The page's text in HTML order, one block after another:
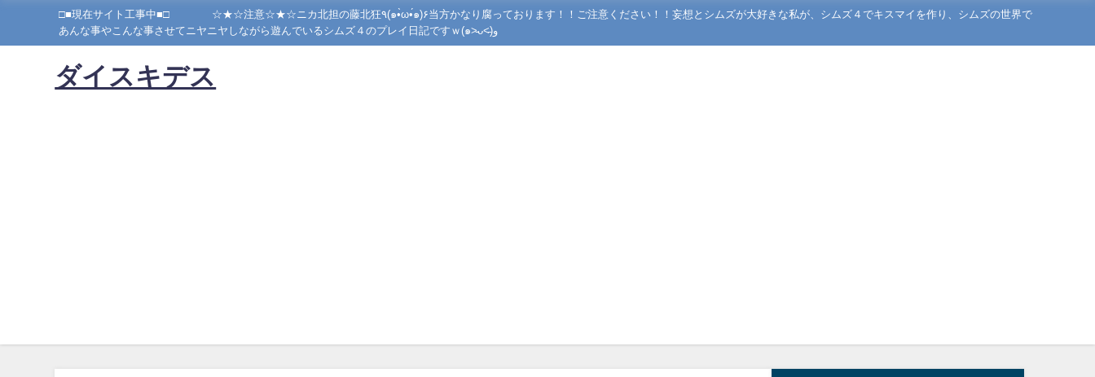
□■現在サイト工事中■□ ☆★☆注意☆★☆ニカ北担の藤北狂٩(๑•̀ω•́๑)۶当方かなり腐っております！！ご注意ください！！妄想とシムズが大好きな私が、シムズ４でキスマイを作り、シムズの世界で
あんな事やこんな事させてニヤニヤしながら遊んでいるシムズ４のプレイ日記ですｗ(๑˃̵ᴗ˂̵)و
ダイスキデス